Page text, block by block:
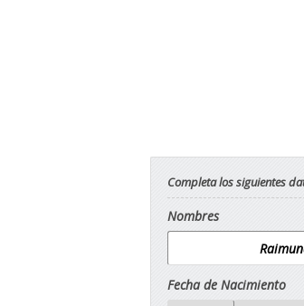
Completa los siguientes
Nombres
Fecha de Nacimiento